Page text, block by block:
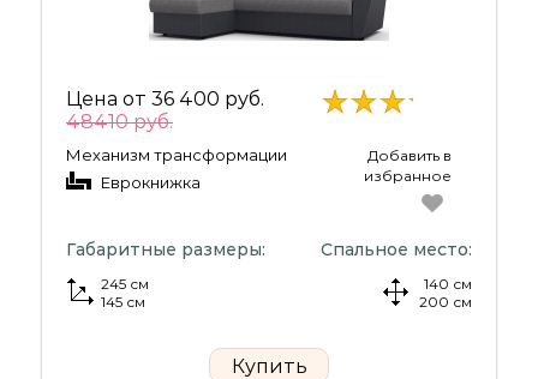
Цена от 36 400 руб.
48410 руб.
Механизм трансформации
Еврокнижка
Добавить в
избранное
Габаритные размеры:
245 см
145 см
Спальное место:
140 см
200 см
Купить